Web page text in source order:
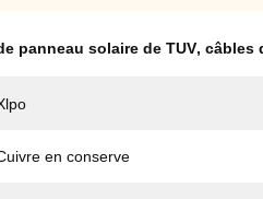
panneau solaire de TUV, câbles
en conserve